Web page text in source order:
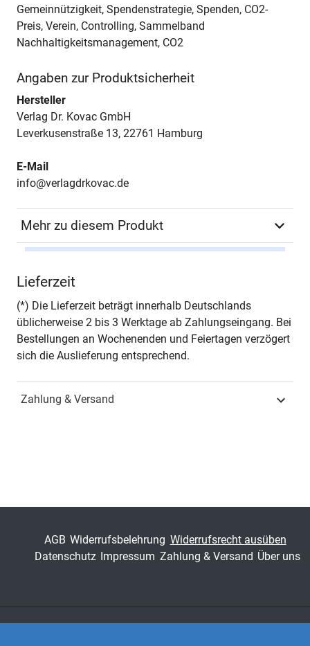
Gemeinnützigkeit, Spendenstrategie, Spenden, CO2-
Preis, Verein, Controlling, Sammelband
Nachhaltigkeitsmanagement, CO2
Angaben zur Produktsicherheit
Hersteller
Verlag Dr. Kovac GmbH
Leverkusenstraße 13, 22761 Hamburg
E-Mail
info@verlagdrkovac.de
Mehr zu diesem Produkt
Seiten 106
Jahr Hamburg 2021
Fachdisziplin
ISSN 1868-1638
Fachbereich Wirtschaft
Lieferzeit
(*) Die Lieferzeit beträgt innerhalb Deutschlands
üblicherweise 2 bis 3 Werktage ab Zahlungseingang. Bei
Bestellungen an Wochenenden und Feiertagen verzögert
sich die Auslieferung entsprechend.
Zahlung & Versand
AGB Widerrufsbelehrung Widerrufsrecht ausüben
Datenschutz Impressum Zahlung & Versand Über uns